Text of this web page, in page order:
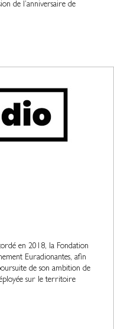
de l’anniversaire de
en 2018, la Fondation
Euradionantes, afin
de son ambition de
sur le territoire